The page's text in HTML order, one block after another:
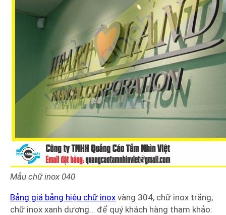
Mẫu chữ inox 040
Bảng giá bảng hiệu chữ inox vàng 304, chữ inox trắng,
chữ inox xanh dương… để quý khách hàng tham khảo: